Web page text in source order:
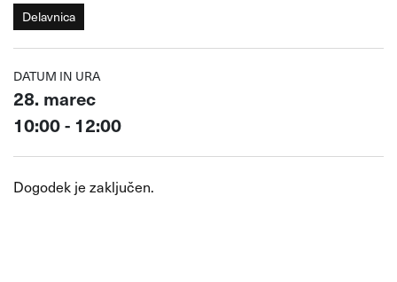
Delavnica
DATUM IN URA
28. marec
10:00 - 12:00
Dogodek je zaključen.